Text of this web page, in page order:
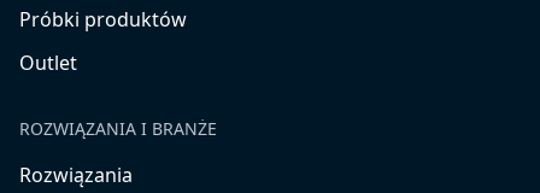
Próbki produktów
Outlet
ROZWIĄZANIA I BRANŻE
Rozwiązania